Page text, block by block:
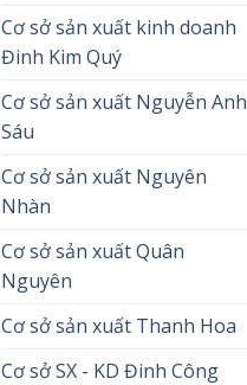
Cơ sở sản xuất kinh doanh
Đinh Kim Quý
Cơ sở sản xuất Nguyễn Anh
Sáu
Cơ sở sản xuất Nguyên
Nhàn
Cơ sở sản xuất Quân
Nguyên
Cơ sở sản xuất Thanh Hoa
Cơ sở SX - KD Đinh Công